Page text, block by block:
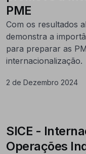
PME
Com os resultados
demonstra a
para preparar as
internacionalização.
2 de Dezembro 2024
SICE -
Operações